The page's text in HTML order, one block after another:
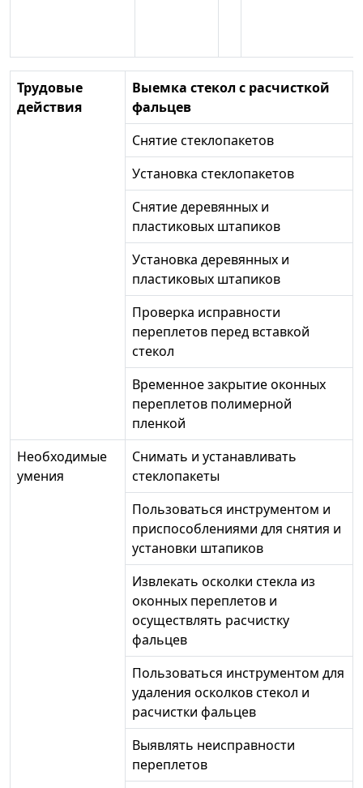
Трудовые
действия
Выемка стекол с расчисткой
фальцев
Снятие стеклопакетов
Установка стеклопакетов
Снятие деревянных и
пластиковых штапиков
Установка деревянных и
пластиковых штапиков
Проверка исправности
переплетов перед вставкой
стекол
Временное закрытие оконных
переплетов полимерной
пленкой
Необходимые
умения
Снимать и устанавливать
стеклопакеты
Пользоваться инструментом и
приспособлениями для снятия и
установки штапиков
Извлекать осколки стекла из
оконных переплетов и
осуществлять расчистку
фальцев
Пользоваться инструментом для
удаления осколков стекол и
расчистки фальцев
Выявлять неисправности
переплетов